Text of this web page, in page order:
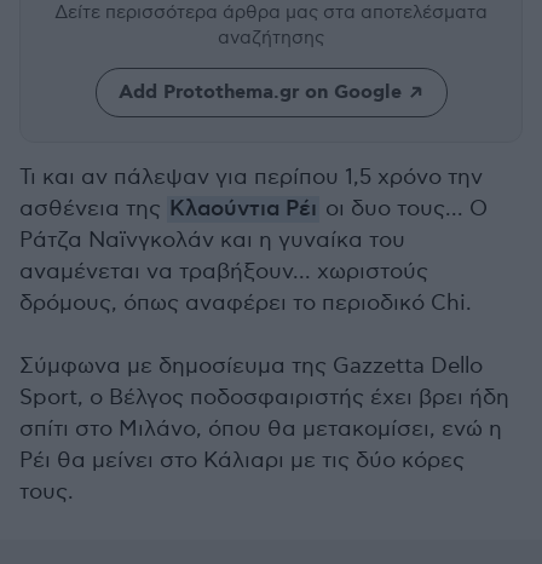
Δείτε περισσότερα άρθρα μας στα αποτελέσματα
αναζήτησης
Add Protothema.gr on Google
Τι και αν πάλεψαν για περίπου 1,5 χρόνο την
ασθένεια της Κλαούντια Ρέι οι δυο τους... Ο
Ράτζα Ναϊνγκολάν και η γυναίκα του
αναμένεται να τραβήξουν... χωριστούς
δρόμους, όπως αναφέρει το περιοδικό Chi.
Σύμφωνα με δημοσίευμα της Gazzetta Dello
Sport, ο Βέλγος ποδοσφαιριστής έχει βρει ήδη
σπίτι στο Μιλάνο, όπου θα μετακομίσει, ενώ η
Ρέι θα μείνει στο Κάλιαρι με τις δύο κόρες
τους.